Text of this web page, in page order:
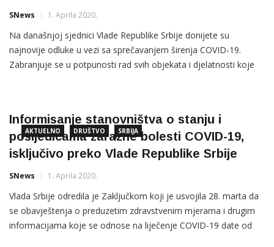
SNews 1. Aprila 2020.
Na današnjoj sjednici Vlade Republike Srbije donijete su
najnovije odluke u vezi sa sprečavanjem širenja COVID-19.
Zabranjuje se u potpunosti rad svih objekata i djelatnosti koje
AKTUELNO DRUŠTVO SRBIJA
Informisanje stanovništva o stanju i
posljedicama zarazne bolesti COVID-19,
isključivo preko Vlade Republike Srbije
SNews 1. Aprila 2020.
Vlada Srbije odredila je Zaključkom koji je usvojila 28. marta da
se obavještenja o preduzetim zdravstvenim mjerama i drugim
informacijama koje se odnose na liječenje COVID-19 date od